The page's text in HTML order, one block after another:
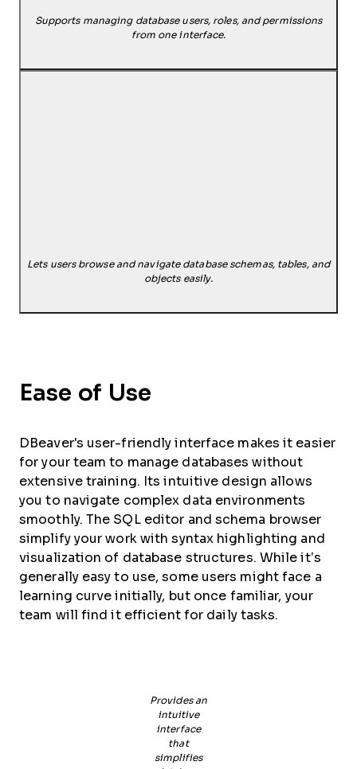
Supports managing database users, roles, and permissions
from one interface.
Lets users browse and navigate database schemas, tables, and
objects easily.
Ease of Use
DBeaver's user-friendly interface makes it easier
for your team to manage databases without
extensive training. Its intuitive design allows
you to navigate complex data environments
smoothly. The SQL editor and schema browser
simplify your work with syntax highlighting and
visualization of database structures. While it’s
generally easy to use, some users might face a
learning curve initially, but once familiar, your
team will find it efficient for daily tasks.
Provides an
intuitive
interface
that
simplifies